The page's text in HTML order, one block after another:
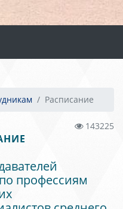
Расписание
143225
профессиям